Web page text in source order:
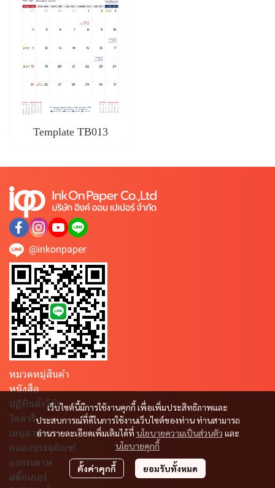
Template TB013
เว็บไซต์นี้มีการใช้งานคุกกี้ เพื่อเพิ่มประสิทธิภาพและ
ประสบการณ์ที่ดีในการใช้งานเว็บไซต์ของท่าน ท่านสามารถ
อ่านรายละเอียดเพิ่มเติมได้ที่ นโยบายความเป็นส่วนตัว และ
นโยบายคุกกี้
ตั้งค่าคุกกี้ ยอมรับทั้งหมด
@inkonpaper
หมวดหมู่สินค้า
หนังสือ
ปฏิทินตั้งโต๊ะ
ไดอารี่
เมนูอาหาร
กล่องบรรจุภัณฑ์
ถุงกระดาษ
สติ๊กเกอร์